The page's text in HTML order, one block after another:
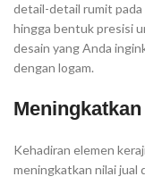
detail-detail rumit pada
hingga bentuk presisi
desain yang Anda
dengan logam.
Kehadiran elemen
meningkatkan nilai jual